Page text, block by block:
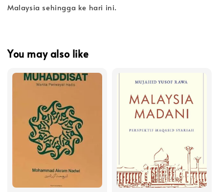
Malaysia sehingga ke hari ini.
You may also like